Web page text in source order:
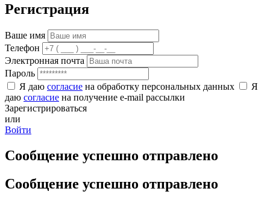
Регистрация
Ваше имя
Телефон
Электронная почта
Пароль
Я даю согласие на обработку персональных данных
Я
даю согласие на получение e-mail рассылки
Зарегистрироваться
или
Войти
Сообщение успешно отправлено
Сообщение успешно отправлено